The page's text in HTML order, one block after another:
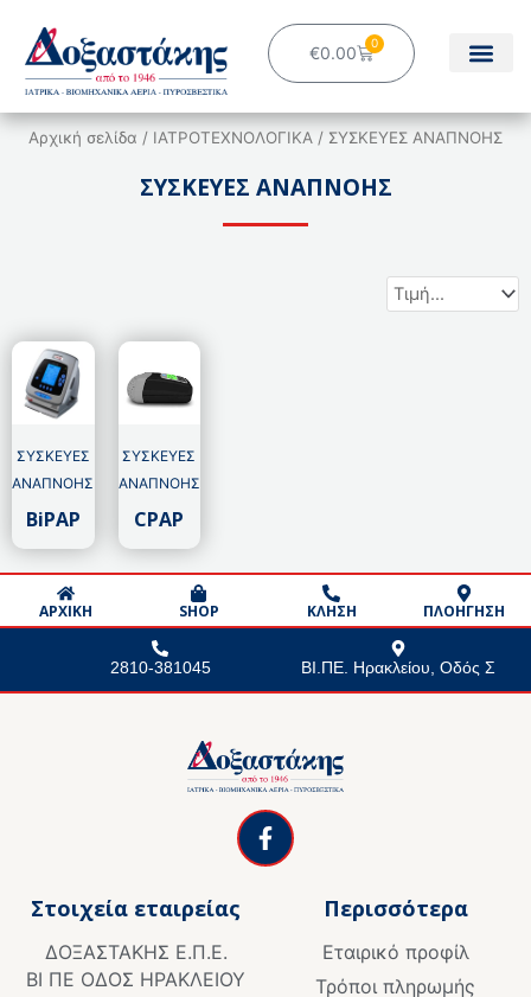
περιεχόμενο
€0.00 0
Cart
Αρχική σελίδα / ΙΑΤΡΟΤΕΧΝΟΛΟΓΙΚΑ / ΣΥΣΚΕΥΕΣ ΑΝΑΠΝΟΗΣ
ΣΥΣΚΕΥΕΣ ΑΝΑΠΝΟΗΣ
ΣΥΣΚΕΥΕΣ
ΑΝΑΠΝΟΗΣ
BiPAP
ΣΥΣΚΕΥΕΣ
ΑΝΑΠΝΟΗΣ
CPAP
ΑΡΧΙΚΗ SHOP ΚΛΗΣΗ ΠΛΟΗΓΗΣΗ
2810-381045 ΒΙ.ΠΕ. Ηρακλείου, Οδός Σ
F
a
c
Στοιχεία εταιρείας
ΔΟΞΑΣΤΑΚΗΣ Ε.Π.Ε.
ΒΙ ΠΕ ΟΔΟΣ ΗΡΑΚΛΕΙΟΥ
Περισσότερα
Εταιρικό προφίλ
Τρόποι πληρωμής